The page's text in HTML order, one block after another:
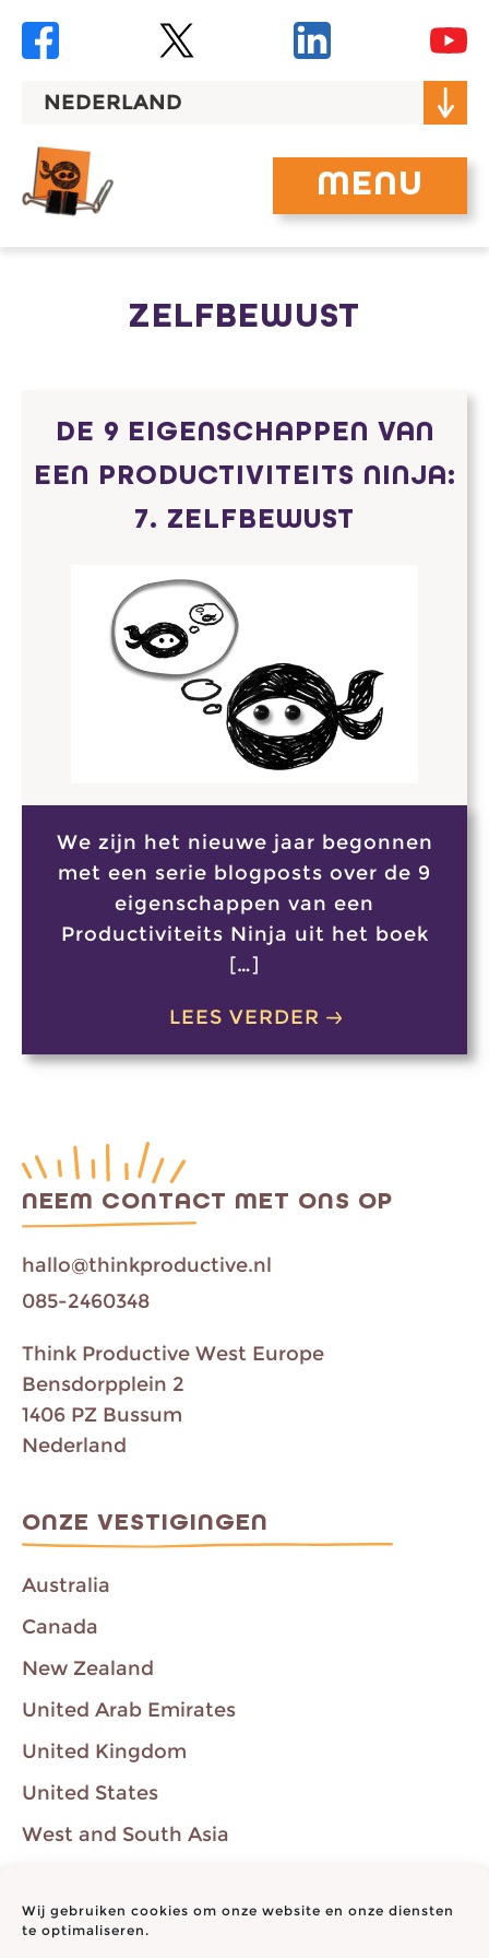
Wij gebruiken cookies om onze website en onze diensten
te optimaliseren.
NEDERLAND
MENU
ZELFBEWUST
DE 9 EIGENSCHAPPEN VAN
EEN PRODUCTIVITEITS NINJA:
7. ZELFBEWUST
We zijn het nieuwe jaar begonnen
met een serie blogposts over de 9
eigenschappen van een
Productiviteits Ninja uit het boek
[…]
LEES VERDER
NEEM CONTACT MET ONS OP
hallo@thinkproductive.nl
085-2460348
Think Productive West Europe
Bensdorpplein 2
1406 PZ Bussum
Nederland
ONZE VESTIGINGEN
Australia
Canada
New Zealand
United Arab Emirates
United Kingdom
United States
West and South Asia
"Think Productive", "Productivity Ninja" en "Getting Your Inbox to